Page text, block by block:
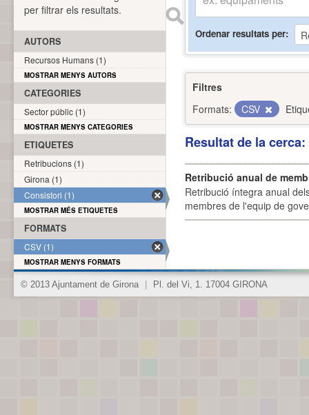
Ordenar resultats per
Filtres
Formats:
CSV
Resultat de la
Retribució anual de
Retribució íntegra anual
membres de l'equip de
per filtrar els resultats.
AUTORS
Recursos Humans (1)
MOSTRAR MENYS AUTORS
CATEGORIES
Sector públic (1)
MOSTRAR MENYS CATEGORIES
ETIQUETES
Retribucions (1)
Girona (1)
Consistori (1)
MOSTRAR MÉS ETIQUETES
FORMATS
CSV (1)
MOSTRAR MENYS FORMATS
© 2013 Ajuntament de Girona Pl. del Vi, 1. 17004 GIRONA